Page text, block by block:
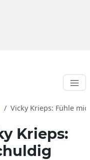
Vicky Krieps: Fühle
Krieps: